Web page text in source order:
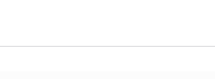
需提前预约）
（需提前预约）